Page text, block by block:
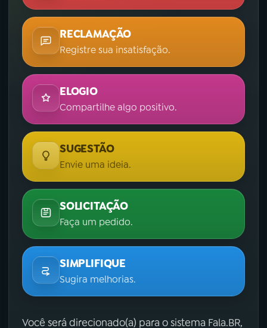
RECLAMAÇÃO
Registre sua insatisfação.
ELOGIO
Compartilhe algo positivo.
SUGESTÃO
Envie uma ideia.
SOLICITAÇÃO
Faça um pedido.
SIMPLIFIQUE
Sugira melhorias.
Você será direcionado(a) para o sistema Fala.BR,